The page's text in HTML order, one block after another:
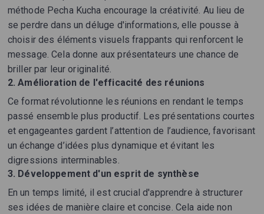
méthode Pecha Kucha encourage la créativité. Au lieu de
se perdre dans un déluge d'informations, elle pousse à
choisir des éléments visuels frappants qui renforcent le
message. Cela donne aux présentateurs une chance de
briller par leur originalité.
2. Amélioration de l'efficacité des réunions
Ce format révolutionne les réunions en rendant le temps
passé ensemble plus productif. Les présentations courtes
et engageantes gardent l’attention de l’audience, favorisant
un échange d’idées plus dynamique et évitant les
digressions interminables.
3. Développement d'un esprit de synthèse
En un temps limité, il est crucial d'apprendre à structurer
ses idées de manière claire et concise. Cela aide non